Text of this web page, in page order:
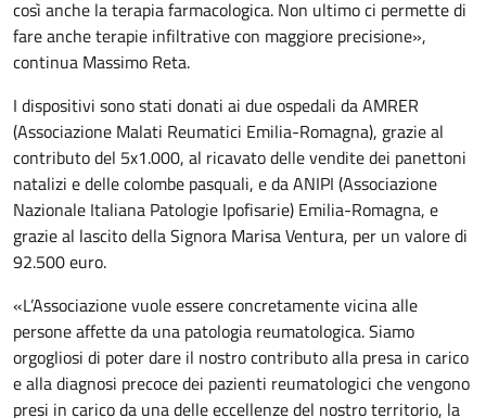
così anche la terapia farmacologica. Non ultimo ci permette di
fare anche terapie infiltrative con maggiore precisione»,
continua Massimo Reta.
I dispositivi sono stati donati ai due ospedali da AMRER
(Associazione Malati Reumatici Emilia-Romagna), grazie al
contributo del 5x1.000, al ricavato delle vendite dei panettoni
natalizi e delle colombe pasquali, e da ANIPI (Associazione
Nazionale Italiana Patologie Ipofisarie) Emilia-Romagna, e
grazie al lascito della Signora Marisa Ventura, per un valore di
92.500 euro.
«L’Associazione vuole essere concretamente vicina alle
persone affette da una patologia reumatologica. Siamo
orgogliosi di poter dare il nostro contributo alla presa in carico
e alla diagnosi precoce dei pazienti reumatologici che vengono
presi in carico da una delle eccellenze del nostro territorio, la